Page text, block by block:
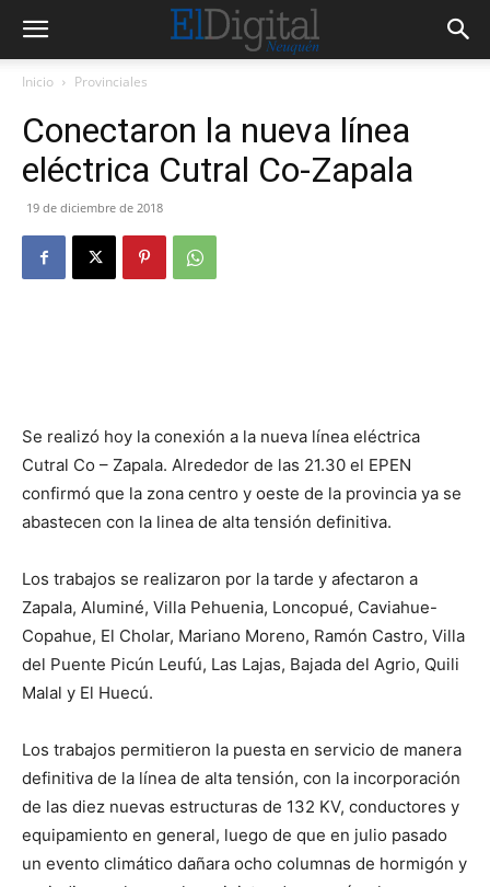
Inicio Provinciales
Conectaron la nueva línea
eléctrica Cutral Co-Zapala
19 de diciembre de 2018
Se realizó hoy la conexión a la nueva línea eléctrica
Cutral Co – Zapala. Alrededor de las 21.30 el EPEN
confirmó que la zona centro y oeste de la provincia ya se
abastecen con la linea de alta tensión definitiva.
Los trabajos se realizaron por la tarde y afectaron a
Zapala, Aluminé, Villa Pehuenia, Loncopué, Caviahue-
Copahue, El Cholar, Mariano Moreno, Ramón Castro, Villa
del Puente Picún Leufú, Las Lajas, Bajada del Agrio, Quili
Malal y El Huecú.
Los trabajos permitieron la puesta en servicio de manera
definitiva de la línea de alta tensión, con la incorporación
de las diez nuevas estructuras de 132 KV, conductores y
equipamiento en general, luego de que en julio pasado
un evento climático dañara ocho columnas de hormigón y